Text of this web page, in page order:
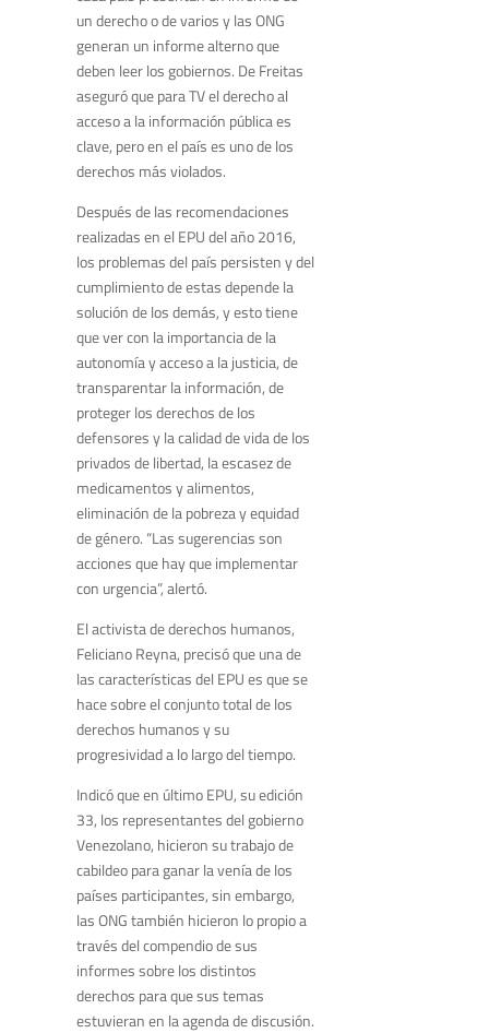
un derecho o de varios y las ONG
generan un informe alterno que
deben leer los gobiernos. De Freitas
aseguró que para TV el derecho al
acceso a la información pública es
clave, pero en el país es uno de los
derechos más violados.
Después de las recomendaciones
realizadas en el EPU del año 2016,
los problemas del país persisten y del
cumplimiento de estas depende la
solución de los demás, y esto tiene
que ver con la importancia de la
autonomía y acceso a la justicia, de
transparentar la información, de
proteger los derechos de los
defensores y la calidad de vida de los
privados de libertad, la escasez de
medicamentos y alimentos,
eliminación de la pobreza y equidad
de género. “Las sugerencias son
acciones que hay que implementar
con urgencia”, alertó.
El activista de derechos humanos,
Feliciano Reyna, precisó que una de
las características del EPU es que se
hace sobre el conjunto total de los
derechos humanos y su
progresividad a lo largo del tiempo.
Indicó que en último EPU, su edición
33, los representantes del gobierno
Venezolano, hicieron su trabajo de
cabildeo para ganar la venía de los
países participantes, sin embargo,
las ONG también hicieron lo propio a
través del compendio de sus
informes sobre los distintos
derechos para que sus temas
estuvieran en la agenda de discusión.